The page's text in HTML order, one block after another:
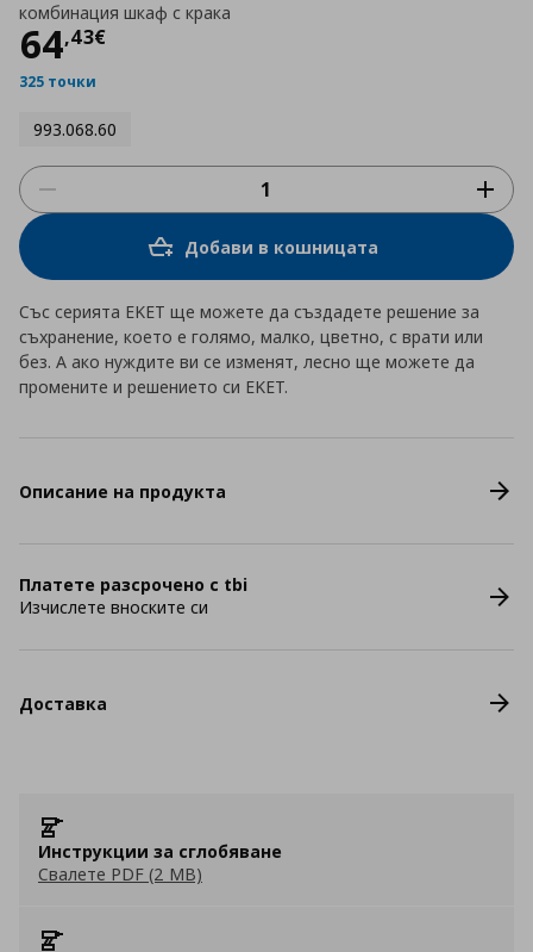
комбинация шкаф с крака
64,43€
Цена
325 точки
993.068.60
Добави в кошницата
Със серията EKET ще можете да създадете решение за
съхранение, което е голямо, малко, цветно, с врати или
без. А ако нуждите ви се изменят, лесно ще можете да
промените и решението си EKET.
Описание на продукта
Платете разсрочено с tbi
Изчислете вноските си
Доставка
Инструкции за сглобяване
Свалете PDF (2 MB)